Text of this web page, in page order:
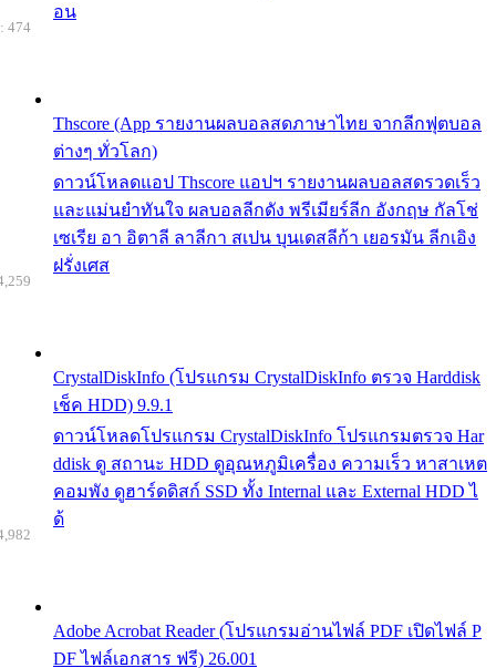
อน
Thscore (App รายงานผลบอลสดภาษาไทย จากลีกฟุตบอล
ต่างๆ ทั่วโลก)
ดาวน์โหลดแอป Thscore แอปฯ รายงานผลบอลสดรวดเร็ว
และแม่นยำทันใจ ผลบอลลีกดัง พรีเมียร์ลีก อังกฤษ กัลโช่
เซเรีย อา อิตาลี ลาลีกา สเปน บุนเดสลีก้า เยอรมัน ลีกเอิง
ฝรั่งเศส
474
CrystalDiskInfo (โปรแกรม CrystalDiskInfo ตรวจ Harddisk
เช็ค HDD) 9.9.1
ดาวน์โหลดโปรแกรม CrystalDiskInfo โปรแกรมตรวจ Har
ddisk ดู สถานะ HDD ดูอุณหภูมิเครื่อง ความเร็ว หาสาเหต
คอมพัง ดูฮาร์ดดิสก์ SSD ทั้ง Internal และ External HDD ไ
ด้
Adobe Acrobat Reader (โปรแกรมอ่านไฟล์ PDF เปิดไฟล์ P
DF ไฟล์เอกสาร ฟรี) 26.001